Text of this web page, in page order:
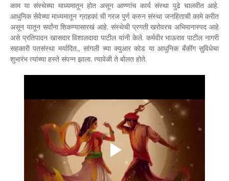
काम या संस्थेच्या माध्यमातून होत असून आण्णांच कार्य संस्था पुढे चालवीत आहे.
आधुनिक सेवेच्या माध्यमातून ग्राहकां ची गरज पुर्ण करुन संस्था जनहिताची कामे करीत
असून यातून सर्वांना शिकण्यासारखं आहे. संस्थेची प्रगती खरोवरच अभिमानास्पद आहे
असे प्रतिपादन खासदार विशालदादा पाटील यांनी केले. कर्मवीर भाऊराव पाटील नागरी
सहकारी पतसंस्था मर्यादित., सांगली च्या क्युआर कोड या आधुनिक बँकींग सुविधेचा
शुभारंभ त्यांच्या हस्ते संपन्न झाला. त्यावेळी ते बोलत होते.